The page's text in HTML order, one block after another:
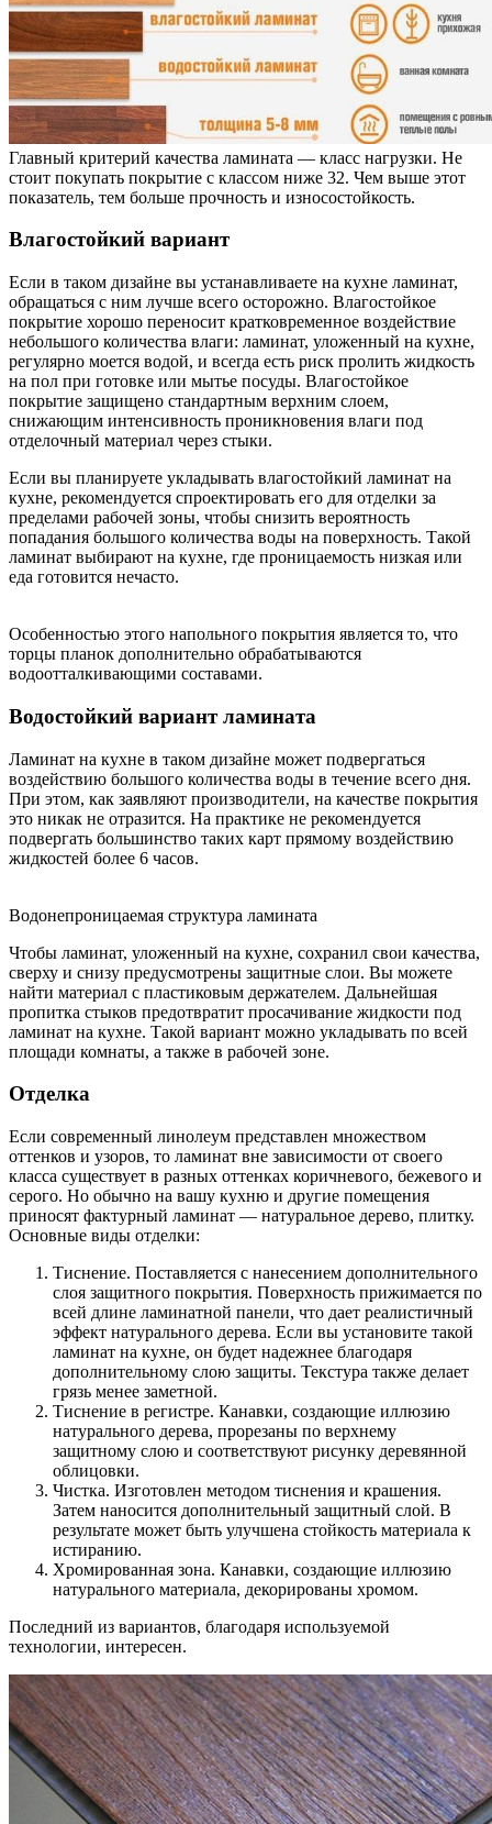
Главный критерий качества ламината — класс нагрузки. Не
стоит покупать покрытие с классом ниже 32. Чем выше этот
показатель, тем больше прочность и износостойкость.
Влагостойкий вариант
Если в таком дизайне вы устанавливаете на кухне ламинат,
обращаться с ним лучше всего осторожно. Влагостойкое
покрытие хорошо переносит кратковременное воздействие
небольшого количества влаги: ламинат, уложенный на кухне,
регулярно моется водой, и всегда есть риск пролить жидкость
на пол при готовке или мытье посуды. Влагостойкое
покрытие защищено стандартным верхним слоем,
снижающим интенсивность проникновения влаги под
отделочный материал через стыки.
Если вы планируете укладывать влагостойкий ламинат на
кухне, рекомендуется спроектировать его для отделки за
пределами рабочей зоны, чтобы снизить вероятность
попадания большого количества воды на поверхность. Такой
ламинат выбирают на кухне, где проницаемость низкая или
еда готовится нечасто.
Особенностью этого напольного покрытия является то, что
торцы планок дополнительно обрабатываются
водоотталкивающими составами.
Водостойкий вариант ламината
Ламинат на кухне в таком дизайне может подвергаться
воздействию большого количества воды в течение всего дня.
При этом, как заявляют производители, на качестве покрытия
это никак не отразится. На практике не рекомендуется
подвергать большинство таких карт прямому воздействию
жидкостей более 6 часов.
Водонепроницаемая структура ламината
Чтобы ламинат, уложенный на кухне, сохранил свои качества,
сверху и снизу предусмотрены защитные слои. Вы можете
найти материал с пластиковым держателем. Дальнейшая
пропитка стыков предотвратит просачивание жидкости под
ламинат на кухне. Такой вариант можно укладывать по всей
площади комнаты, а также в рабочей зоне.
Отделка
Если современный линолеум представлен множеством
оттенков и узоров, то ламинат вне зависимости от своего
класса существует в разных оттенках коричневого, бежевого и
серого. Но обычно на вашу кухню и другие помещения
приносят фактурный ламинат — натуральное дерево, плитку.
Основные виды отделки:
Тиснение. Поставляется с нанесением дополнительного
слоя защитного покрытия. Поверхность прижимается по
всей длине ламинатной панели, что дает реалистичный
эффект натурального дерева. Если вы установите такой
ламинат на кухне, он будет надежнее благодаря
дополнительному слою защиты. Текстура также делает
грязь менее заметной.
Тиснение в регистре. Канавки, создающие иллюзию
натурального дерева, прорезаны по верхнему
защитному слою и соответствуют рисунку деревянной
облицовки.
Чистка. Изготовлен методом тиснения и крашения.
Затем наносится дополнительный защитный слой. В
результате может быть улучшена стойкость материала к
истиранию.
Хромированная зона. Канавки, создающие иллюзию
натурального материала, декорированы хромом.
Последний из вариантов, благодаря используемой
технологии, интересен.